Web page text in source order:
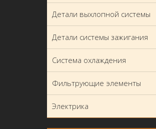
Детали выхлопной системы
Детали системы зажигания
Система охлаждения
Фильтрующие элементы
Электрика